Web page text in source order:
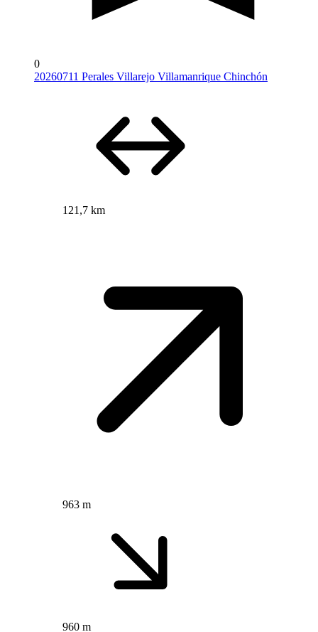
0
20260711 Perales Villarejo Villamanrique Chinchón
121,7 km
963 m
960 m